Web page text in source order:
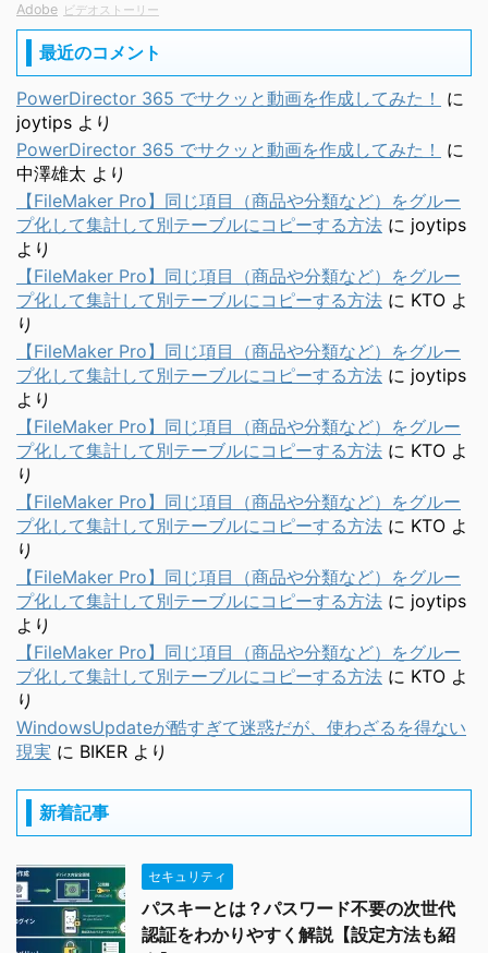
Adobe ビデオストーリー
最近のコメント
PowerDirector 365 でサクッと動画を作成してみた！
に
joytips より
PowerDirector 365 でサクッと動画を作成してみた！
に
中澤雄太 より
【FileMaker Pro】同じ項目（商品や分類など）をグルー
プ化して集計して別テーブルにコピーする方法 に joytips
より
【FileMaker Pro】同じ項目（商品や分類など）をグルー
プ化して集計して別テーブルにコピーする方法 に KTO よ
り
【FileMaker Pro】同じ項目（商品や分類など）をグルー
プ化して集計して別テーブルにコピーする方法 に joytips
より
【FileMaker Pro】同じ項目（商品や分類など）をグルー
プ化して集計して別テーブルにコピーする方法 に KTO よ
り
【FileMaker Pro】同じ項目（商品や分類など）をグルー
プ化して集計して別テーブルにコピーする方法 に KTO よ
り
【FileMaker Pro】同じ項目（商品や分類など）をグルー
プ化して集計して別テーブルにコピーする方法 に joytips
より
【FileMaker Pro】同じ項目（商品や分類など）をグルー
プ化して集計して別テーブルにコピーする方法 に KTO よ
り
WindowsUpdateが酷すぎて迷惑だが、使わざるを得ない
現実 に BIKER より
新着記事
セキュリティ
パスキーとは？パスワード不要の次世代
認証をわかりやすく解説【設定方法も紹